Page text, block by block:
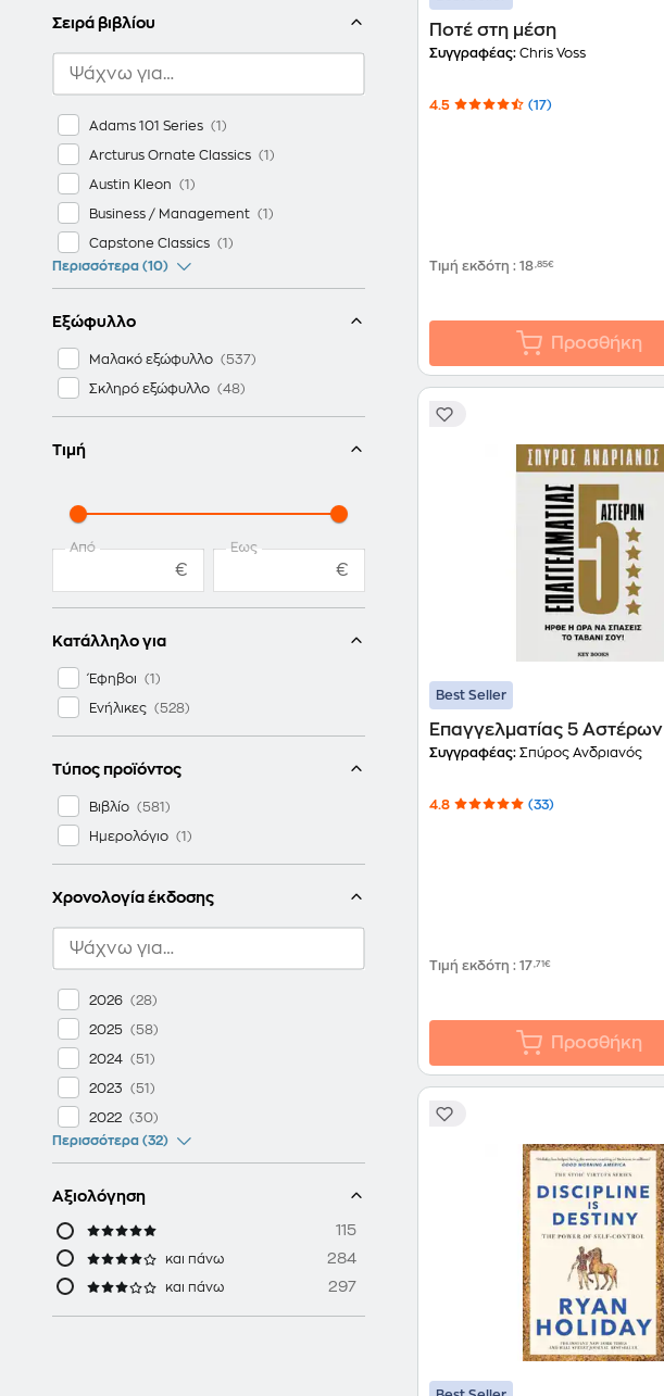
Σειρά βιβλίου
Adams 101 Series
Arcturus Ornate Classics
Austin Kleon
Business / Management
Capstone Classics
Περισσότερα (10)
Εξώφυλλο
Μαλακό εξώφυλλο
Σκληρό εξώφυλλο
Τιμή
Από
€
Έως
€
Κατάλληλο για
Έφηβοι
Ενήλικες
Τύπος προϊόντος
Βιβλίο
Ημερολόγιο
Χρονολογία έκδοσης
2026
2025
2024
2023
2022
Περισσότερα (32)
Αξιολόγηση
115
και πάνω 284
και πάνω 297
Ποτέ στη μέση
Συγγραφέας: Chris Voss
4.5 (17)
Τιμή εκδότη : 18,85€
Προσθήκη
Best Seller
Επαγγελματίας 5 Αστέρων
Συγγραφέας: Σπύρος Ανδριανός
4.8 (33)
Τιμή εκδότη : 17,71€
Προσθήκη